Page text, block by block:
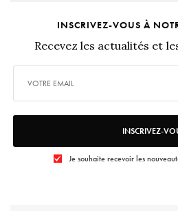
INSCRIVEZ-VOUS À
Recevez les actualités et
INSCRIVEZ-
Je souhaite recevoir les